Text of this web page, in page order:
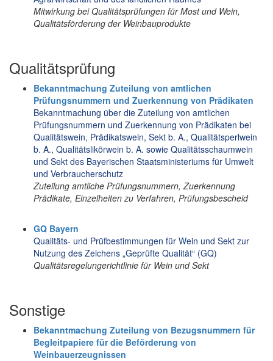
Mitwirkung bei Qualitätsprüfungen für Most und Wein,
Qualitätsförderung der Weinbauprodukte
Qualitätsprüfung
Bekanntmachung Zuteilung von amtlichen
Prüfungsnummern und Zuerkennung von Prädikaten
Bekanntmachung über die Zuteilung von amtlichen
Prüfungsnummern und Zuerkennung von Prädikaten bei
Qualitätswein, Prädikatswein, Sekt b. A., Qualitätsperlwein
b. A., Qualitätslikörwein b. A. sowie Qualitätsschaumwein
und Sekt des Bayerischen Staatsministeriums für Umwelt
und Verbraucherschutz
Zuteilung amtliche Prüfungsnummern, Zuerkennung
Prädikate, Einzelheiten zu Verfahren, Prüfungsbescheid
GQ Bayern
Qualitäts- und Prüfbestimmungen für Wein und Sekt zur
Nutzung des Zeichens „Geprüfte Qualität“ (GQ)
Qualitätsregelungerichtlinie für Wein und Sekt
Sonstige
Bekanntmachung Zuteilung von Bezugsnummern für
Begleitpapiere für die Beförderung von
Weinbauerzeugnissen